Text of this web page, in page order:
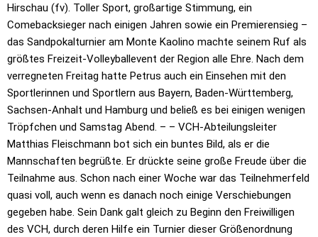
Hirschau (fv). Toller Sport, großartige Stimmung, ein
Comebacksieger nach einigen Jahren sowie ein Premierensieg –
das Sandpokalturnier am Monte Kaolino machte seinem Ruf als
größtes Freizeit-Volleyballevent der Region alle Ehre. Nach dem
verregneten Freitag hatte Petrus auch ein Einsehen mit den
Sportlerinnen und Sportlern aus Bayern, Baden-Württemberg,
Sachsen-Anhalt und Hamburg und beließ es bei einigen wenigen
Tröpfchen und Samstag Abend. – – VCH-Abteilungsleiter
Matthias Fleischmann bot sich ein buntes Bild, als er die
Mannschaften begrüßte. Er drückte seine große Freude über die
Teilnahme aus. Schon nach einer Woche war das Teilnehmerfeld
quasi voll, auch wenn es danach noch einige Verschiebungen
gegeben habe. Sein Dank galt gleich zu Beginn den Freiwilligen
des VCH, durch deren Hilfe ein Turnier dieser Größenordnung